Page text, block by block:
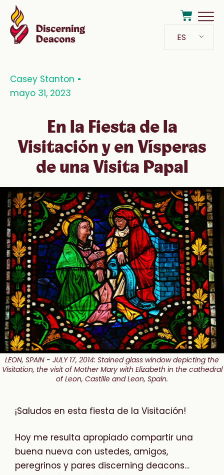
ES
Casey Stanton
mayo 31, 2023
En la Fiesta de la
Visitación y en Vísperas
de una Visita Papal
LEON, SPAIN - JULY 17, 2014: Stained glass window depicting the
Visitation, the visit of Mother Mary with Elizabeth in the cathedral
of Leon, Castille and Leon, Spain.
¡Saludos en esta fiesta de la Visitación!
Hoy me resulta apropiado compartir una
buena nueva con ustedes, amigos,
peregrinos y pares discerning deacons…